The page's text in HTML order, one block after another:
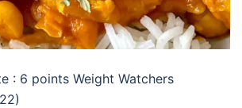
: 6 points Weight Watchers